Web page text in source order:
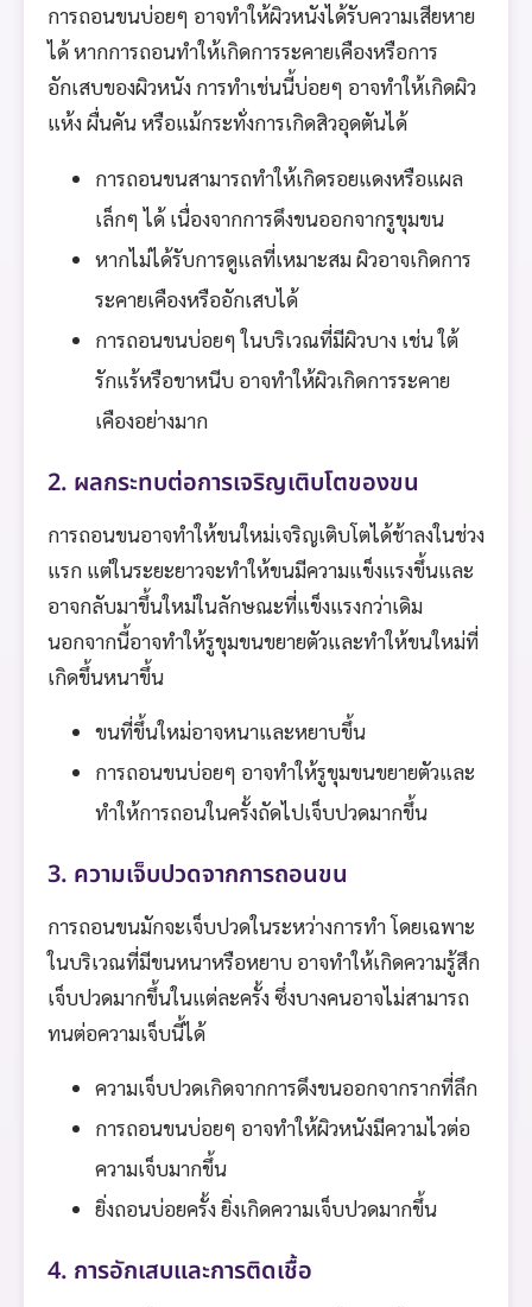
การถอนขนบ่อยๆ อาจทำให้ผิวหนังได้รับความเสียหาย
ได้ หากการถอนทำให้เกิดการระคายเคืองหรือการ
อักเสบของผิวหนัง การทำเช่นนี้บ่อยๆ อาจทำให้เกิดผิว
แห้ง ผื่นคัน หรือแม้กระทั่งการเกิดสิวอุดตันได้
การถอนขนสามารถทำให้เกิดรอยแดงหรือแผล
เล็กๆ ได้ เนื่องจากการดึงขนออกจากรูขุมขน
หากไม่ได้รับการดูแลที่เหมาะสม ผิวอาจเกิดการ
ระคายเคืองหรืออักเสบได้
การถอนขนบ่อยๆ ในบริเวณที่มีผิวบาง เช่น ใต้
รักแร้หรือขาหนีบ อาจทำให้ผิวเกิดการระคาย
เคืองอย่างมาก
2. ผลกระทบต่อการเจริญเติบโตของขน
การถอนขนอาจทำให้ขนใหม่เจริญเติบโตได้ช้าลงในช่วง
แรก แต่ในระยะยาวจะทำให้ขนมีความแข็งแรงขึ้นและ
อาจกลับมาขึ้นใหม่ในลักษณะที่แข็งแรงกว่าเดิม
นอกจากนี้อาจทำให้รูขุมขนขยายตัวและทำให้ขนใหม่ที่
เกิดขึ้นหนาขึ้น
ขนที่ขึ้นใหม่อาจหนาและหยาบขึ้น
การถอนขนบ่อยๆ อาจทำให้รูขุมขนขยายตัวและ
ทำให้การถอนในครั้งถัดไปเจ็บปวดมากขึ้น
3. ความเจ็บปวดจากการถอนขน
การถอนขนมักจะเจ็บปวดในระหว่างการทำ โดยเฉพาะ
ในบริเวณที่มีขนหนาหรือหยาบ อาจทำให้เกิดความรู้สึก
เจ็บปวดมากขึ้นในแต่ละครั้ง ซึ่งบางคนอาจไม่สามารถ
ทนต่อความเจ็บนี้ได้
ความเจ็บปวดเกิดจากการดึงขนออกจากรากที่ลึก
การถอนขนบ่อยๆ อาจทำให้ผิวหนังมีความไวต่อ
ความเจ็บมากขึ้น
ยิ่งถอนบ่อยครั้ง ยิ่งเกิดความเจ็บปวดมากขึ้น
4. การอักเสบและการติดเชื้อ